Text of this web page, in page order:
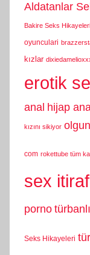
Aldatanlar
Bakire Seks Hikayeleri
oyunculari
kızlar
erotik
anal hijap
kızını sikiyor
com rokettube tüm
sex
porno
Seks Hikayeleri